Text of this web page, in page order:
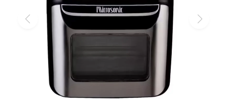
Tecnología
Electrodomésticos
TV, Audio y Video